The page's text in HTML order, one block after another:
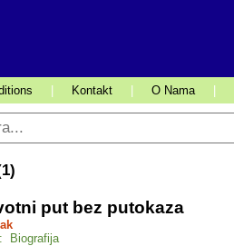
Kontakt O Nama
1)
put bez putokaza
Biografija